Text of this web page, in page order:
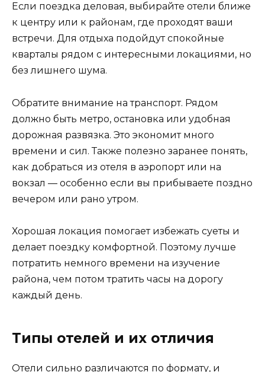
Если поездка деловая, выбирайте отели ближе
к центру или к районам, где проходят ваши
встречи. Для отдыха подойдут спокойные
кварталы рядом с интересными локациями, но
без лишнего шума.
Обратите внимание на транспорт. Рядом
должно быть метро, остановка или удобная
дорожная развязка. Это экономит много
времени и сил. Также полезно заранее понять,
как добраться из отеля в аэропорт или на
вокзал — особенно если вы прибываете поздно
вечером или рано утром.
Хорошая локация помогает избежать суеты и
делает поездку комфортной. Поэтому лучше
потратить немного времени на изучение
района, чем потом тратить часы на дорогу
каждый день.
Типы отелей и их отличия
Отели сильно различаются по формату, и